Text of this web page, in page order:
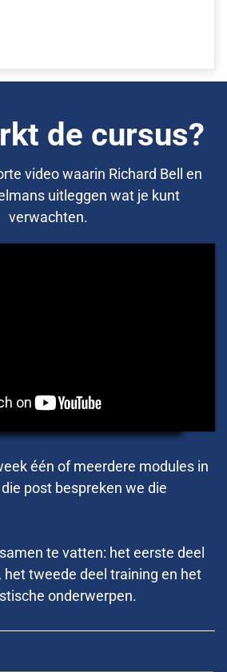
de cursus?
video waarin Richard Bell en
uitleggen wat je kunt
verwachten.
één of meerdere modules in
post bespreken we die
te vatten: het eerste deel
het tweede deel training en het
onderwerpen.